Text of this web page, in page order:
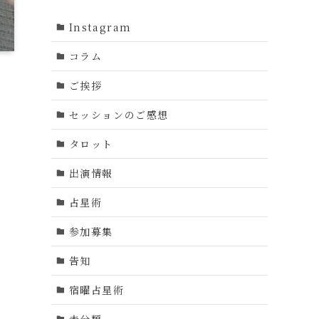
Instagram
コラム
ご挨拶
セッションのご感想
タロット
出演情報
占星術
参加募集
告知
宿曜占星術